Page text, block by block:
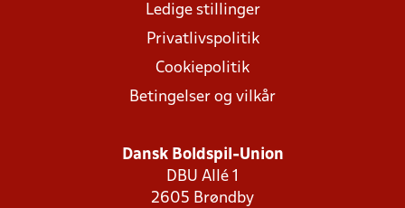
Ledige stillinger
Privatlivspolitik
Cookiepolitik
Betingelser og vilkår
Dansk Boldspil-Union
DBU Allé 1
2605 Brøndby